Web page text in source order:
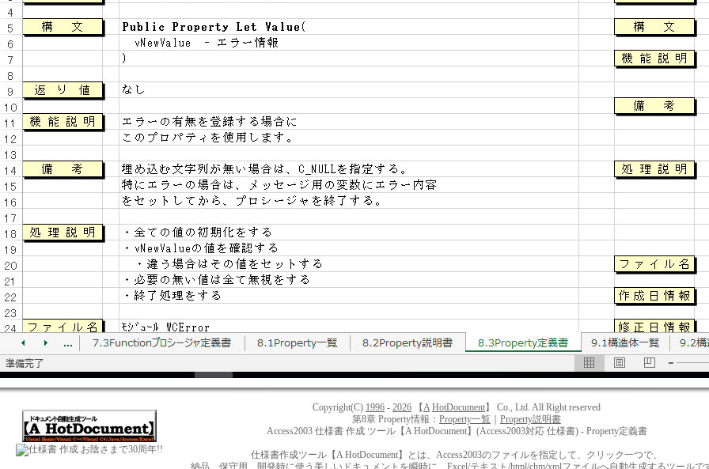
お陰さまで30周年!!
Copyright(C) 1996 - 2026 【A HotDocument】 Co., Ltd. All Right reserved
第8章 Property情報： Property一覧
Property説明書
Access2003 仕様書 作成 ツール【A HotDocument】(Access2003対応 仕様書) - Property定義書
仕様書作成ツール【A HotDocument】とは、Access2003のファイルを指定して、クリック一つで、
納品、保守用、開発時に使う美しいドキュメントを瞬時に、Excel/テキスト/html/chm/xmlファイルへ自動生成するツールで